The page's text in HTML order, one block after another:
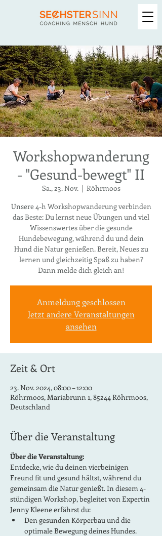
Workshopwanderung
- "Gesund-bewegt" II
Sa., 23. Nov.
  |
Röhrmoos
Unsere 4-h Workshopwanderung verbinden
das Beste: Du lernst neue Übungen und viel
Wissenswertes über die gesunde
Hundebewegung, während du und dein
Hund die Natur genießen. Bereit, Neues zu
lernen und gleichzeitig Spaß zu haben?
Dann melde dich gleich an!
Anmeldung geschlossen
Jetzt andere Veranstaltungen
ansehen
Zeit & Ort
23. Nov. 2024, 08:00 – 12:00
Röhrmoos, Mariabrunn 1, 85244 Röhrmoos,
Deutschland
Über die Veranstaltung
Über die Veranstaltung:
Entdecke, wie du deinen vierbeinigen
Freund fit und gesund hältst, während du
gemeinsam die Natur genießt. In diesem 4-
stündigen Workshop, begleitet von Expertin
Jenny Kleene erfährst du:
Den gesunden Körperbau und die
optimale Bewegung deines Hundes.